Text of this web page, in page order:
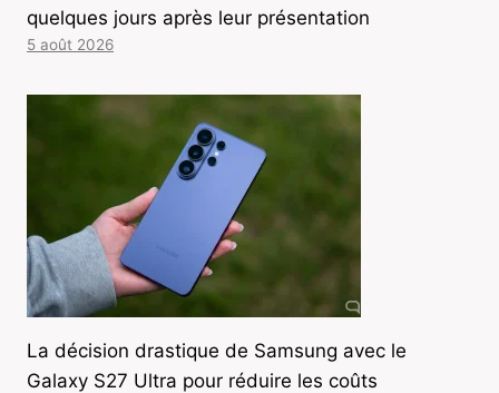
quelques jours après leur présentation
5 août 2026
La décision drastique de Samsung avec le
Galaxy S27 Ultra pour réduire les coûts